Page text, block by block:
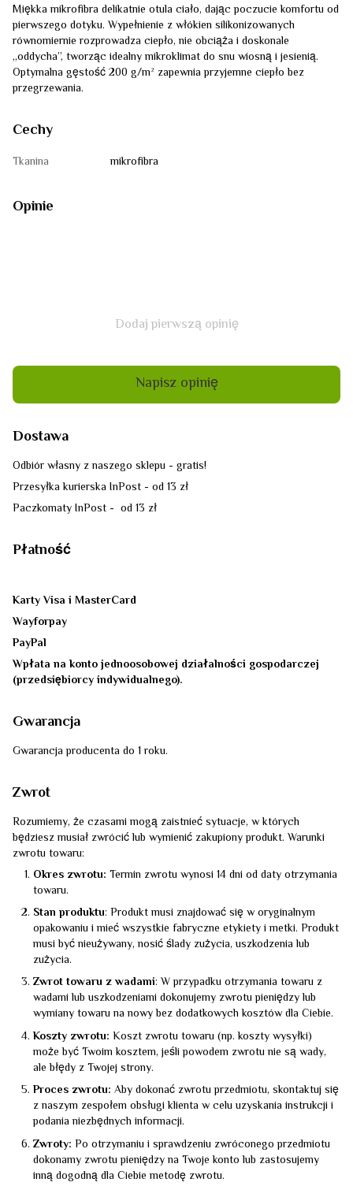
Miękka mikrofibra delikatnie otula ciało, dając poczucie komfortu od
pierwszego dotyku. Wypełnienie z włókien silikonizowanych
równomiernie rozprowadza ciepło, nie obciąża i doskonale
„oddycha”, tworząc idealny mikroklimat do snu wiosną i jesienią.
Optymalna gęstość 200 g/m² zapewnia przyjemne ciepło bez
przegrzewania.
Cechy
Tkanina mikrofibra
Opinie
Dodaj pierwszą opinię
Napisz opinię
Dostawa
Odbiór własny z naszego sklepu - gratis!
Przesyłka kurierska InPost - od 13 zł
Paczkomaty InPost - od 13 zł
Płatność
Karty Visa i MasterCard
Wayforpay
PayPal
Wpłata na konto jednoosobowej działalności gospodarczej
(przedsiębiorcy indywidualnego).
Gwarancja
Gwarancja producenta do 1 roku.
Zwrot
Rozumiemy, że czasami mogą zaistnieć sytuacje, w których
będziesz musiał zwrócić lub wymienić zakupiony produkt. Warunki
zwrotu towaru:
Okres zwrotu: Termin zwrotu wynosi 14 dni od daty otrzymania
towaru.
Stan produktu: Produkt musi znajdować się w oryginalnym
opakowaniu i mieć wszystkie fabryczne etykiety i metki. Produkt
musi być nieużywany, nosić ślady zużycia, uszkodzenia lub
zużycia.
Zwrot towaru z wadami: W przypadku otrzymania towaru z
wadami lub uszkodzeniami dokonujemy zwrotu pieniędzy lub
wymiany towaru na nowy bez dodatkowych kosztów dla Ciebie.
Koszty zwrotu: Koszt zwrotu towaru (np. koszty wysyłki)
może być Twoim kosztem, jeśli powodem zwrotu nie są wady,
ale błędy z Twojej strony.
Proces zwrotu: Aby dokonać zwrotu przedmiotu, skontaktuj się
z naszym zespołem obsługi klienta w celu uzyskania instrukcji i
podania niezbędnych informacji.
Zwroty: Po otrzymaniu i sprawdzeniu zwróconego przedmiotu
dokonamy zwrotu pieniędzy na Twoje konto lub zastosujemy
inną dogodną dla Ciebie metodę zwrotu.